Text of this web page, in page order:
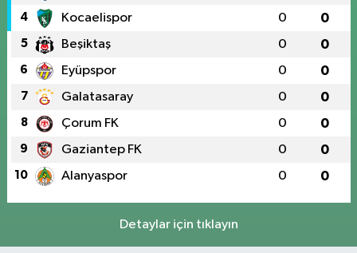
4 Kocaelispor 0 0
5 Beşiktaş 0 0
6 Eyüpspor 0 0
7 Galatasaray 0 0
8 Çorum FK 0 0
9 Gaziantep FK 0 0
10 Alanyaspor 0 0
Detaylar için tıklayın